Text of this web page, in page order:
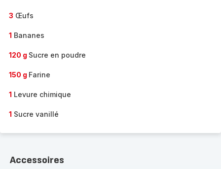
3 Œufs
1 Bananes
120 g Sucre en poudre
150 g Farine
1 Levure chimique
1 Sucre vanillé
Accessoires